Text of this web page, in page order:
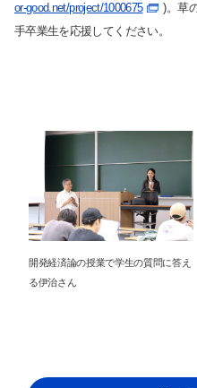
サイ
or-good.net/project/1000675
)。草
手卒業生を応援してください。
開発経済論の授業で学生の質問に答え
る伊治さん